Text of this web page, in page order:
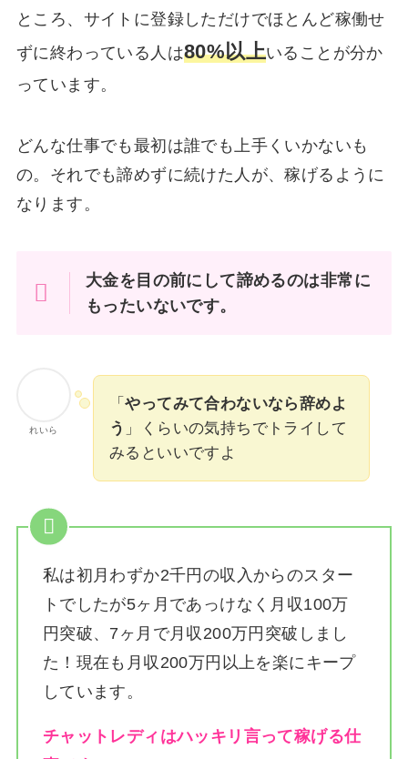
ところ、サイトに登録しただけでほとんど稼働せ
ずに終わっている人は80%以上いることが分か
っています。
どんな仕事でも最初は誰でも上手くいかないも
の。それでも諦めずに続けた人が、稼げるように
なります。
大金を目の前にして諦めるのは非常に
もったいないです。
れいら
「やってみて合わないなら辞めよ
う 」くらいの気持ちでトライして
みるといいですよ
私は初月わずか2千円の収入からのスター
トでしたが5ヶ月であっけなく月収100万
円突破、7ヶ月で月収200万円突破しまし
た！ 現在も月収200万円以上を楽にキープ
しています。
チャットレディはハッキリ言って稼げる仕